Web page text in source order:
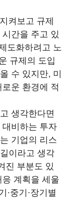
켜보고 규제
간을 주고 있
도화하려고 노
규제의 도입
수 있지만, 미
운 환경에 적
생각한다면
비하는 투자
기업의 리스
이라고 생각
진 부분도 있
계획을 세울
·중기·장기별